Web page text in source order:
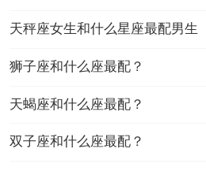
天秤座女生和什么星座最配男生
狮子座和什么座最配？
天蝎座和什么座最配？
双子座和什么座最配？